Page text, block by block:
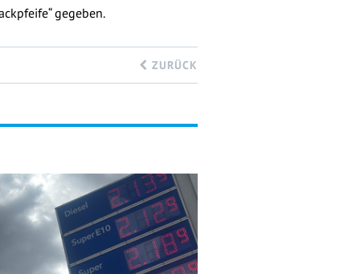
gegeben.
ZURÜCK